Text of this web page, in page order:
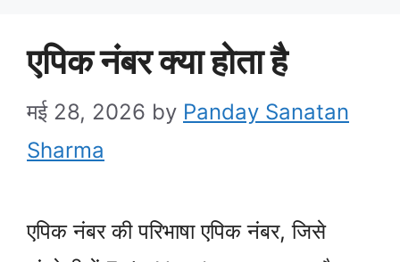
एपिक नंबर क्या होता है
मई 28, 2026 by Panday Sanatan
Sharma
एपिक नंबर की परिभाषा एपिक नंबर, जिसे